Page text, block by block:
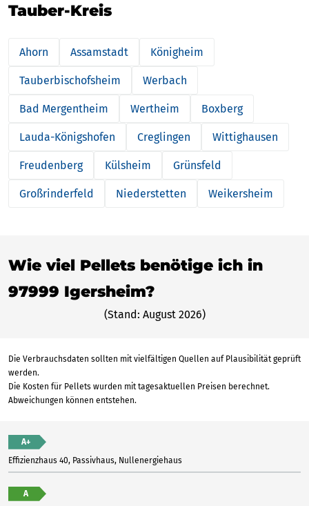
Tauber-Kreis
Ahorn Assamstadt Königheim
Tauberbischofsheim Werbach
Bad Mergentheim Wertheim Boxberg
Lauda-Königshofen Creglingen Wittighausen
Freudenberg Külsheim Grünsfeld
Großrinderfeld Niederstetten Weikersheim
Wie viel Pellets benötige ich in
97999 Igersheim?
(Stand: August 2026)
Die Verbrauchsdaten sollten mit vielfältigen Quellen auf Plausibilität geprüft
werden.
Die Kosten für Pellets wurden mit tagesaktuellen Preisen berechnet.
Abweichungen können entstehen.
A+
Effizienzhaus 40, Passivhaus, Nullenergiehaus
A